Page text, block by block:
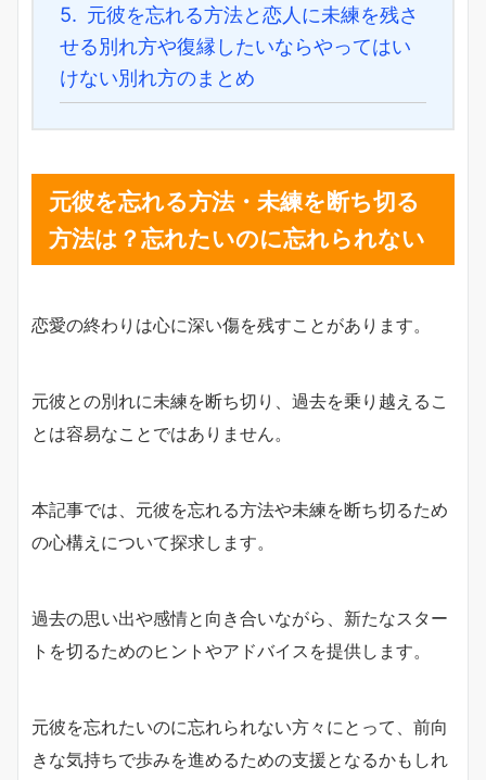
5. 元彼を忘れる方法と恋人に未練を残さ
せる別れ方や復縁したいならやってはい
けない別れ方のまとめ
元彼を忘れる方法・未練を断ち切る
方法は？忘れたいのに忘れられない
恋愛の終わりは心に深い傷を残すことがあります。
元彼との別れに未練を断ち切り、過去を乗り越えるこ
とは容易なことではありません。
本記事では、元彼を忘れる方法や未練を断ち切るため
の心構えについて探求します。
過去の思い出や感情と向き合いながら、新たなスター
トを切るためのヒントやアドバイスを提供します。
元彼を忘れたいのに忘れられない方々にとって、前向
きな気持ちで歩みを進めるための支援となるかもしれ